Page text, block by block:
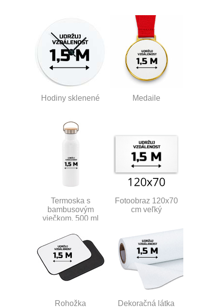
Hodiny sklenené Medaile
Termoska s
bambusovým
viečkom, 500 ml
Fotoobraz 120x70
cm veľký
Rohožka
Dekoračná látka